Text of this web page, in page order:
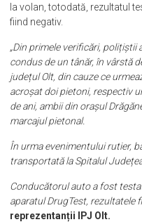
la volan, totodată, rezultatul
fiind negativ.
„Din primele verificări,
condus de un tânăr, în vârstă
județul Olt, din cauze ce
acroșat doi pietoni, respectiv
de ani, ambii din orașul
marcajul pietonal.
În urma evenimentului rutier,
transportată la Spitalul
Conducătorul auto a fost
aparatul DrugTest, rezultatele
reprezentanții IPJ Olt.